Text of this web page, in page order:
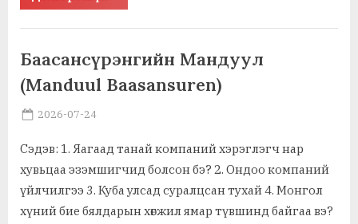
Чингэлтэй
5000
халаалтад
,
,
Тээврийн хэрэгсэл, хөдлүүр
Худалдаа, үзвэр, үйлчилгээ
Элдэв
Баасансүрэнгийн Мандуул
(Manduul Baasansuren)
Posted
2026-07-24
Сэдэв: 1. Яагаад танай компаний хэрэглэгч нар
хувьцаа эзэмшигчид болсон бэ? 2. Ондоо компаний
үйлчилгээ 3. Куба улсад суралцсан тухай 4. Монгол
хүний бие бялдарын хөгжил ямар түвшинд байгаа вэ?